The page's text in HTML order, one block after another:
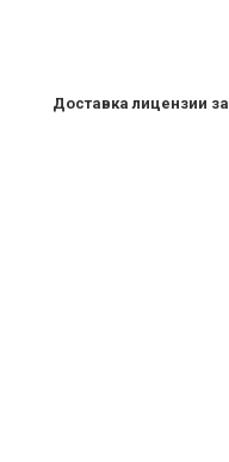
Доставка лицензии за